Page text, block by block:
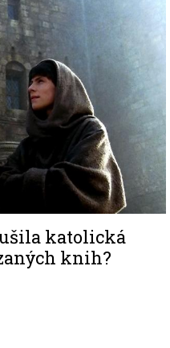
katolická
knih?